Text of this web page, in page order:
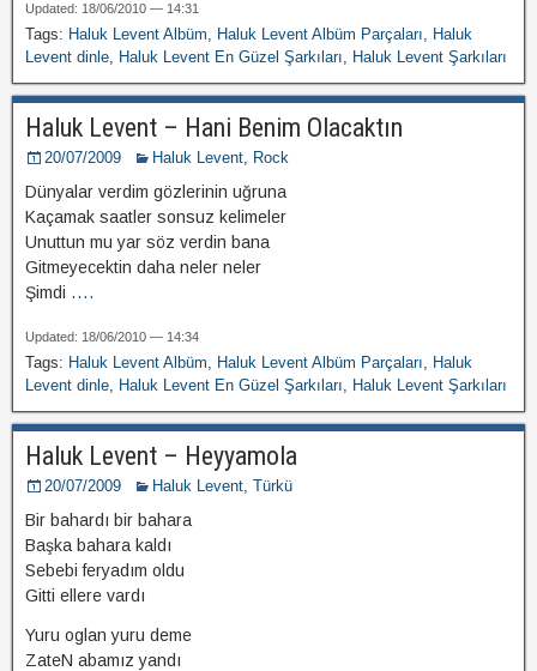
Updated: 18/06/2010 — 14:31
Tags: Haluk Levent Albüm, Haluk Levent Albüm Parçaları, Haluk
Levent dinle, Haluk Levent En Güzel Şarkıları, Haluk Levent Şarkıları
Haluk Levent – Hani Benim Olacaktın
20/07/2009 Haluk Levent, Rock
Dünyalar verdim gözlerinin uğruna
Kaçamak saatler sonsuz kelimeler
Unuttun mu yar söz verdin bana
Gitmeyecektin daha neler neler
Şimdi ....
Updated: 18/06/2010 — 14:34
Tags: Haluk Levent Albüm, Haluk Levent Albüm Parçaları, Haluk
Levent dinle, Haluk Levent En Güzel Şarkıları, Haluk Levent Şarkıları
Haluk Levent – Heyyamola
20/07/2009 Haluk Levent, Türkü
Bir bahardı bir bahara
Başka bahara kaldı
Sebebi feryadım oldu
Gitti ellere vardı
Yuru oglan yuru deme
ZateN abamız yandı